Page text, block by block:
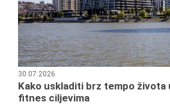
30.07.2026
Kako uskladiti brz tempo života
fitnes ciljevima